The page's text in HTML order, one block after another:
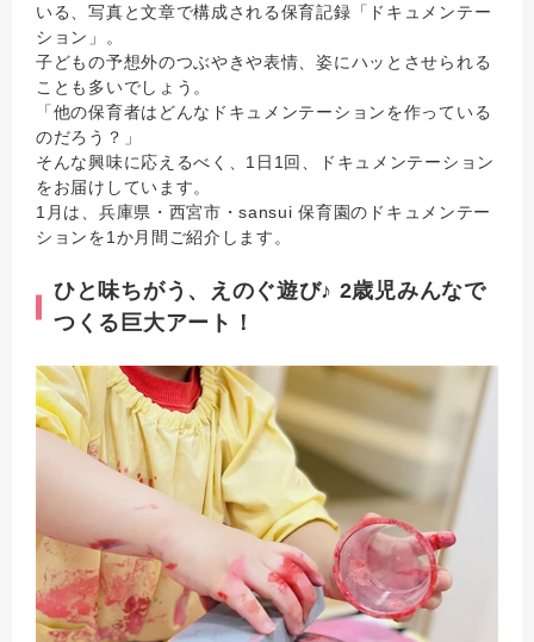
いる、写真と文章で構成される保育記録「ドキュメンテー
ション」。
子どもの予想外のつぶやきや表情、姿にハッとさせられる
ことも多いでしょう。
「他の保育者はどんなドキュメンテーションを作っている
のだろう？」
そんな興味に応えるべく、1日1回、ドキュメンテーション
をお届けしています。
1月は、兵庫県・西宮市・sansui 保育園のドキュメンテー
ションを1か月間ご紹介します。
ひと味ちがう、えのぐ遊び♪ 2歳児みんなで
つくる巨大アート！